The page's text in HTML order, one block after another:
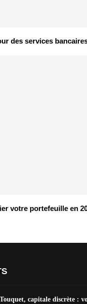
des services
votre portefeuille en
capitale discrète :